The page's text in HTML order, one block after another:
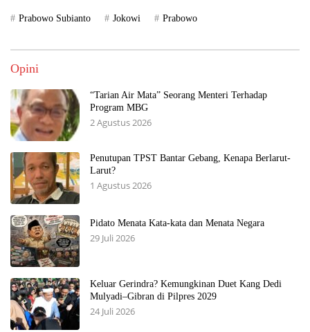
Prabowo Subianto Jokowi Prabowo
Opini
“Tarian Air Mata” Seorang Menteri Terhadap
Program MBG
2 Agustus 2026
Penutupan TPST Bantar Gebang, Kenapa Berlarut-
Larut?
1 Agustus 2026
Pidato Menata Kata-kata dan Menata Negara
29 Juli 2026
Keluar Gerindra? Kemungkinan Duet Kang Dedi
Mulyadi–Gibran di Pilpres 2029
24 Juli 2026